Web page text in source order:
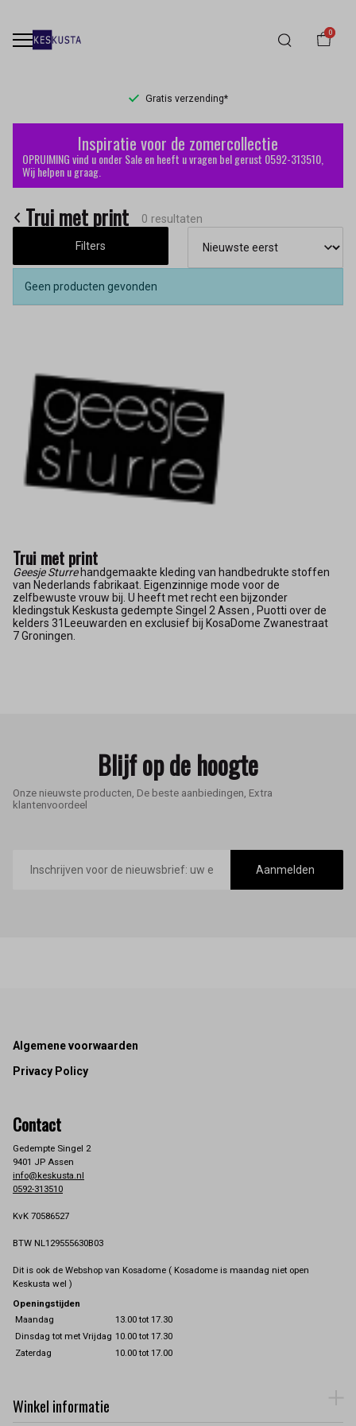
0
Gratis verzending*
Trui
met
print
Keskusta
Inspiratie voor de zomercollectie
OPRUIMING vind u onder Sale en heeft u vragen bel gerust 0592-313510,
Wij helpen u graag.
Trui met print 0 resultaten
Filters
Geen producten gevonden
Trui met print
Geesje Sturrehandgemaakte kleding van handbedrukte stoffen
van Nederlands fabrikaat. Eigenzinnige mode voor de
zelfbewuste vrouw bij. U heeft met recht een bijzonder
kledingstuk Keskusta gedempte Singel 2 Assen , Puotti over de
kelders 31Leeuwarden en exclusief bij KosaDome Zwanestraat
7 Groningen.
Blijf op de hoogte
Onze nieuwste producten, De beste aanbiedingen, Extra
klantenvoordeel
mailadres
Aanmelden
Footer
Algemene voorwaarden
Privacy Policy
Contact
Gedempte Singel 2
9401 JP Assen
info@keskusta.nl
0592-313510
KvK 70586527
BTW NL129555630B03
Dit is ook de Webshop van Kosadome ( Kosadome is maandag niet open
Keskusta wel )
Openingstijden
Maandag
13.00 tot 17.30
Dinsdag tot met Vrijdag 10.00 tot 17.30
Zaterdag
10.00 tot 17.00
Winkel informatie